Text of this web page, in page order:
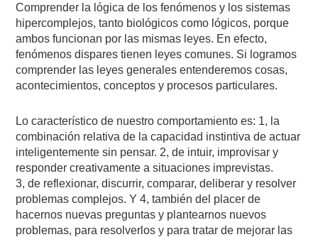
Comprender la lógica de los fenómenos y los sistemas
hipercomplejos, tanto biológicos como lógicos, porque
ambos funcionan por las mismas leyes. En efecto,
fenómenos dispares tienen leyes comunes. Si logramos
comprender las leyes generales entenderemos cosas,
acontecimientos, conceptos y procesos particulares.
Lo característico de nuestro comportamiento es: 1, la
combinación relativa de la capacidad instintiva de actuar
inteligentemente sin pensar. 2, de intuir, improvisar y
responder creativamente a situaciones imprevistas.
3, de reflexionar, discurrir, comparar, deliberar y resolver
problemas complejos. Y 4, también del placer de
hacernos nuevas preguntas y plantearnos nuevos
problemas, para resolverlos y para tratar de mejorar las